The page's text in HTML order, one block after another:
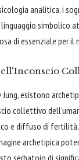
analitica, i
simbolico
di essenziale per il
Jung, esistono
collettivo
e diffuso di fertilità,
archetipica
serbatoio di